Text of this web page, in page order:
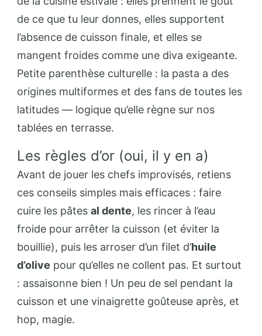
de ce que tu leur donnes, elles supportent
l’absence de cuisson finale, et elles se
mangent froides comme une diva exigeante.
Petite parenthèse culturelle : la pasta a des
origines multiformes et des fans de toutes les
latitudes — logique qu’elle règne sur nos
tablées en terrasse.
Les règles d’or (oui, il y en a)
Avant de jouer les chefs improvisés, retiens
ces conseils simples mais efficaces : faire
cuire les pâtes al dente, les rincer à l’eau
froide pour arrêter la cuisson (et éviter la
bouillie), puis les arroser d’un filet d’huile
d’olive pour qu’elles ne collent pas. Et surtout
: assaisonne bien ! Un peu de sel pendant la
cuisson et une vinaigrette goûteuse après, et
hop, magie.